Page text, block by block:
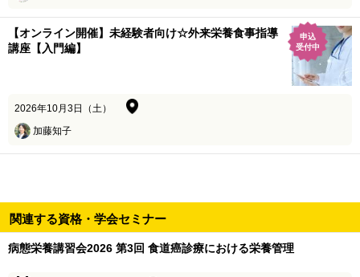
【オンライン開催】未経験者向け☆外来栄養食事指導
講座【入門編】
申込
受付中
2026年10月3日（土）
加藤知子
関連する資格・学会セミナー
病態栄養講習会2026 第3回 食道癌診療における栄養管理